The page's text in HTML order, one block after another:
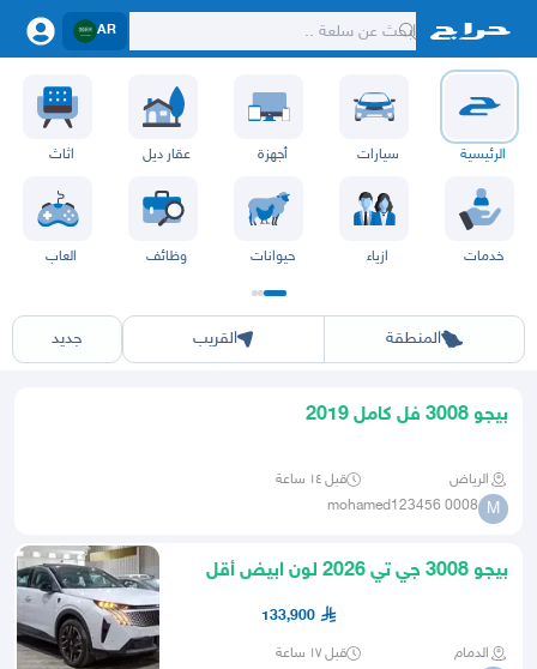
AR
الرئيسية سيارات أجهزة عقار ديل اثاث
خدمات ازياء حيوانات وظائف العاب
المنطقة
الرياض الشرقيه المدينة الطايف القصيمحائل الباحة
القريب جديد
بيجو 3008 فل كامل 2019
الرياض قبل ١٤ ساعة
M
mohamed123456 0008
بيجو 3008 جي تي 2026 لون ابيض أقل
133,900
الدمام قبل ١٧ ساعة